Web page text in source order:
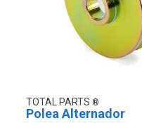
TOTAL PARTS
Polea Alternador